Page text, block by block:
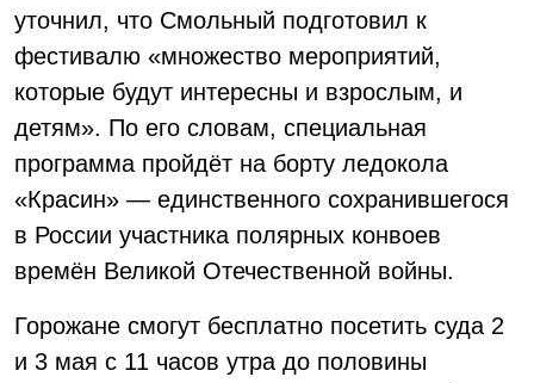
уточнил, что Смольный подготовил к
фестивалю «множество мероприятий,
которые будут интересны и взрослым, и
детям». По его словам, специальная
программа пройдёт на борту ледокола
«Красин» — единственного сохранившегося
в России участника полярных конвоев
времён Великой Отечественной войны.
Горожане смогут бесплатно посетить суда 2
и 3 мая с 11 часов утра до половины